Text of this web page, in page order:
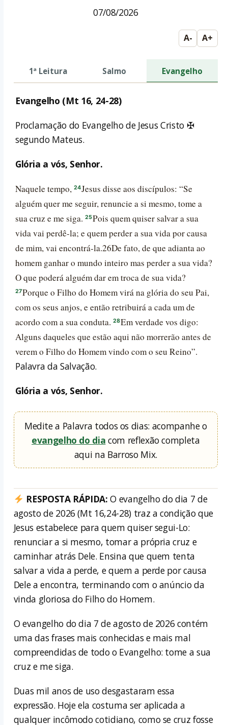
07/08/2026
A- A+
1ª Leitura Salmo Evangelho
Evangelho (Mt 16, 24-28)
Proclamação do Evangelho de Jesus Cristo ✠
segundo Mateus.
Glória a vós, Senhor.
Naquele tempo, 24Jesus disse aos discípulos: “Se
alguém quer me seguir, renuncie a si mesmo, tome a
sua cruz e me siga. 25Pois quem quiser salvar a sua
vida vai perdê-la; e quem perder a sua vida por causa
de mim, vai encontrá-la.26De fato, de que adianta ao
homem ganhar o mundo inteiro mas perder a sua vida?
O que poderá alguém dar em troca de sua vida?
27Porque o Filho do Homem virá na glória do seu Pai,
com os seus anjos, e então retribuirá a cada um de
acordo com a sua conduta. 28Em verdade vos digo:
Alguns daqueles que estão aqui não morrerão antes de
verem o Filho do Homem vindo com o seu Reino”.
Palavra da Salvação.
Glória a vós, Senhor.
Medite a Palavra todos os dias: acompanhe o
evangelho do dia com reflexão completa
aqui na Barroso Mix.
RESPOSTA RÁPIDA:O evangelho do dia 7 de
agosto de 2026 (Mt 16,24-28) traz a condição que
Jesus estabelece para quem quiser segui-Lo:
renunciar a si mesmo, tomar a própria cruz e
caminhar atrás Dele. Ensina que quem tenta
salvar a vida a perde, e quem a perde por causa
Dele a encontra, terminando com o anúncio da
vinda gloriosa do Filho do Homem.
O evangelho do dia 7 de agosto de 2026 contém
uma das frases mais conhecidas e mais mal
compreendidas de todo o Evangelho: tome a sua
cruz e me siga.
Duas mil anos de uso desgastaram essa
expressão. Hoje ela costuma ser aplicada a
qualquer incômodo cotidiano, como se cruz fosse